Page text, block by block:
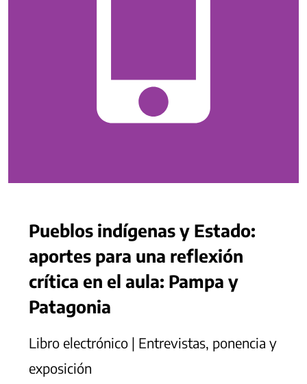
Pueblos indígenas y Estado:
aportes para una reflexión
crítica en el aula: Pampa y
Patagonia
Libro electrónico | Entrevistas, ponencia y
exposición